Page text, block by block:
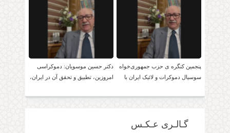
پنجمین کنگره ی حزب جمهوری‌خواه
سوسیال دموکرات و لائیک ایران با
دکتر حسین موسویان: دموکراسی
امروزین، تطبیق و تحقق آن در ایران،
گـالـری عـکـس